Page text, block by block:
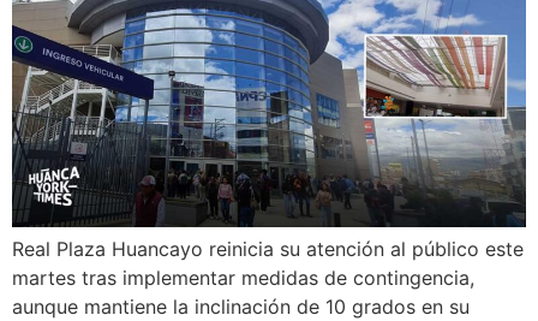
Real Plaza Huancayo reinicia su atención al público este
martes tras implementar medidas de contingencia,
aunque mantiene la inclinación de 10 grados en su